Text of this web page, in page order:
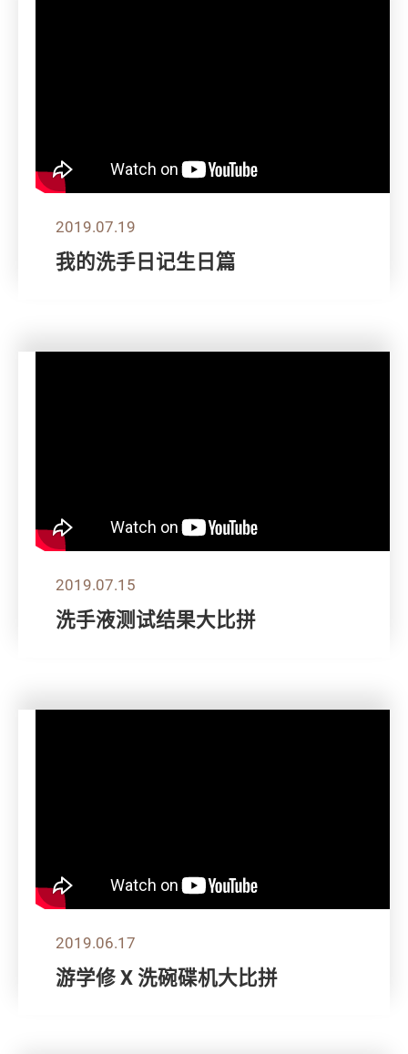
2019.07.19
我的洗手日记生日篇
2019.07.15
洗手液测试结果大比拼
2019.06.17
游学修 X 洗碗碟机大比拼